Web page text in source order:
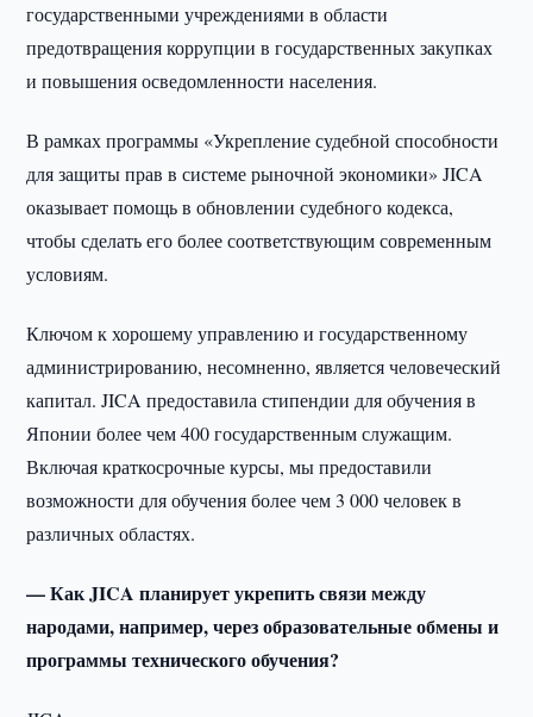
государственными учреждениями в области
предотвращения коррупции в государственных закупках
и повышения осведомленности населения.
В рамках программы «Укрепление судебной способности
для защиты прав в системе рыночной экономики» JICA
оказывает помощь в обновлении судебного кодекса,
чтобы сделать его более соответствующим современным
условиям.
Ключом к хорошему управлению и государственному
администрированию, несомненно, является человеческий
капитал. JICA предоставила стипендии для обучения в
Японии более чем 400 государственным служащим.
Включая краткосрочные курсы, мы предоставили
возможности для обучения более чем 3 000 человек в
различных областях.
— Как JICA планирует укрепить связи между
народами, например, через образовательные обмены и
программы технического обучения?